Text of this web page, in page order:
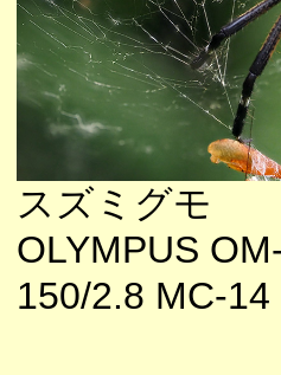
スズミグモ
OLYMPUS
150/2.8 MC-